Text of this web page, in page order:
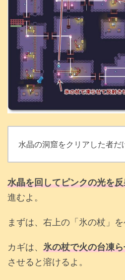
水晶の洞窟をクリアした者
水晶を回してピンクの光を
進むよ。
まずは、右上の「氷の杖」を
カギは、 氷の杖で火の台凍
させると溶けるよ。